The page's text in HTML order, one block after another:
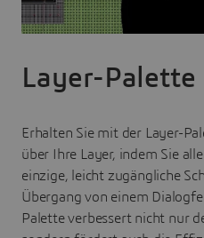
Layer-Palette
Erhalten Sie mit der Layer-
über Ihre Layer, indem Sie
einzige, leicht zugängliche
Übergang von einem
Palette verbessert nicht nur